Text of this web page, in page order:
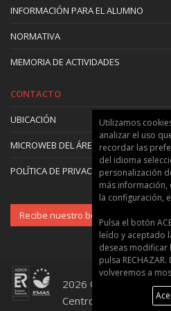
agua
6.3. Simulación de la calidad
embalses
disuelto
6.5. Contaminantes
nitrógeno
6.6. El modelo GESCAL
INFORMACIÓN PARA EL ALUMNO
NORMATIVA
MEMORIA DE ACTIVIDADES
CONTACTO
UBICACIÓN
MICROWEB DEL ÁREA
POLÍTICA DE PRIVACIDAD Y COOKIES
Recibe nuestro boletín
2026 © Universitat
Centro de Formación
Utilizamos
analizar el uso
recordar las
del idioma
personalización
más
la configuración,
Pulsa el botón
leído y aceptado
deseas modificar
pulsa
volveremos a